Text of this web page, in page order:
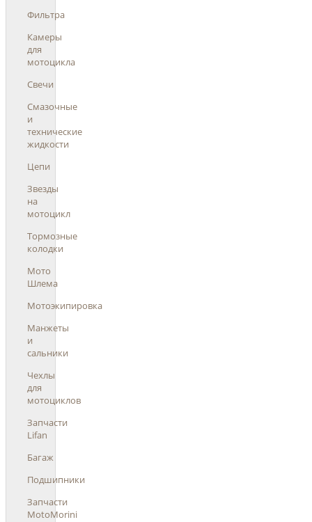
Фильтра
Камеры
для
мотоцикла
Свечи
Смазочные
и
технические
жидкости
Цепи
Звезды
на
мотоцикл
Тормозные
колодки
Мото
Шлема
Мотоэкипировка
Манжеты
и
сальники
Чехлы
для
мотоциклов
Запчасти
Lifan
Багаж
Подшипники
Запчасти
MotoMorini